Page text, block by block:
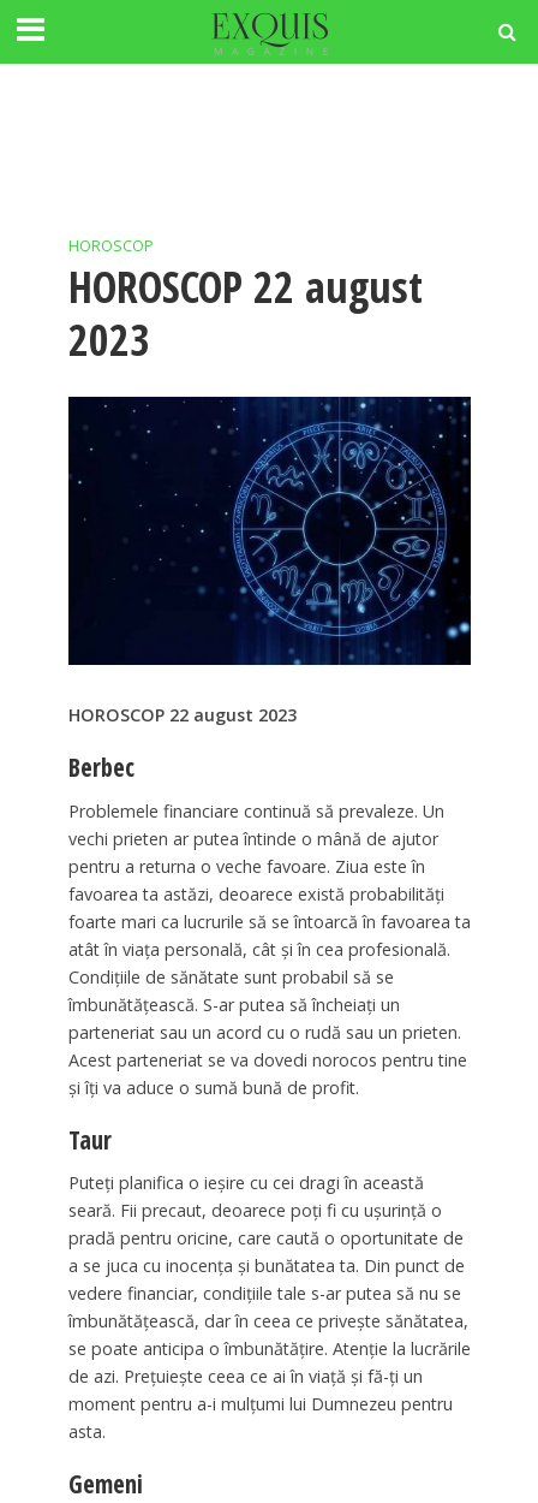
HOROSCOP
HOROSCOP 22 august
2023
HOROSCOP 22 august 2023
Berbec
Problemele financiare continuă să prevaleze. Un
vechi prieten ar putea întinde o mână de ajutor
pentru a returna o veche favoare. Ziua este în
favoarea ta astăzi, deoarece există probabilități
foarte mari ca lucrurile să se întoarcă în favoarea ta
atât în ​​viața personală, cât și în cea profesională.
Condițiile de sănătate sunt probabil să se
îmbunătățească. S-ar putea să încheiați un
parteneriat sau un acord cu o rudă sau un prieten.
Acest parteneriat se va dovedi norocos pentru tine
și îți va aduce o sumă bună de profit.
Taur
Puteți planifica o ieșire cu cei dragi în această
seară. Fii precaut, deoarece poți fi cu ușurință o
pradă pentru oricine, care caută o oportunitate de
a se juca cu inocența și bunătatea ta. Din punct de
vedere financiar, condițiile tale s-ar putea să nu se
îmbunătățească, dar în ceea ce privește sănătatea,
se poate anticipa o îmbunătățire. Atenție la lucrările
de azi. Prețuiește ceea ce ai în viață și fă-ți un
moment pentru a-i mulțumi lui Dumnezeu pentru
asta.
Gemeni